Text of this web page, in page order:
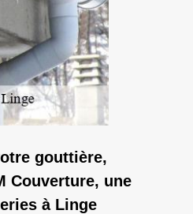
gouttière,
Couverture, une
à Linge